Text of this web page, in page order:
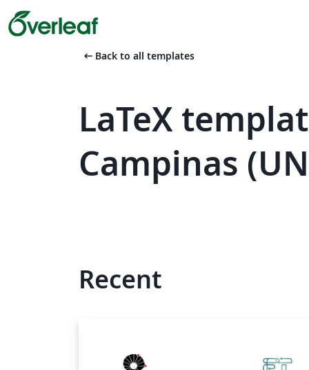
arrow_left_alt Back to all templates
LaTeX
Campinas
Recent